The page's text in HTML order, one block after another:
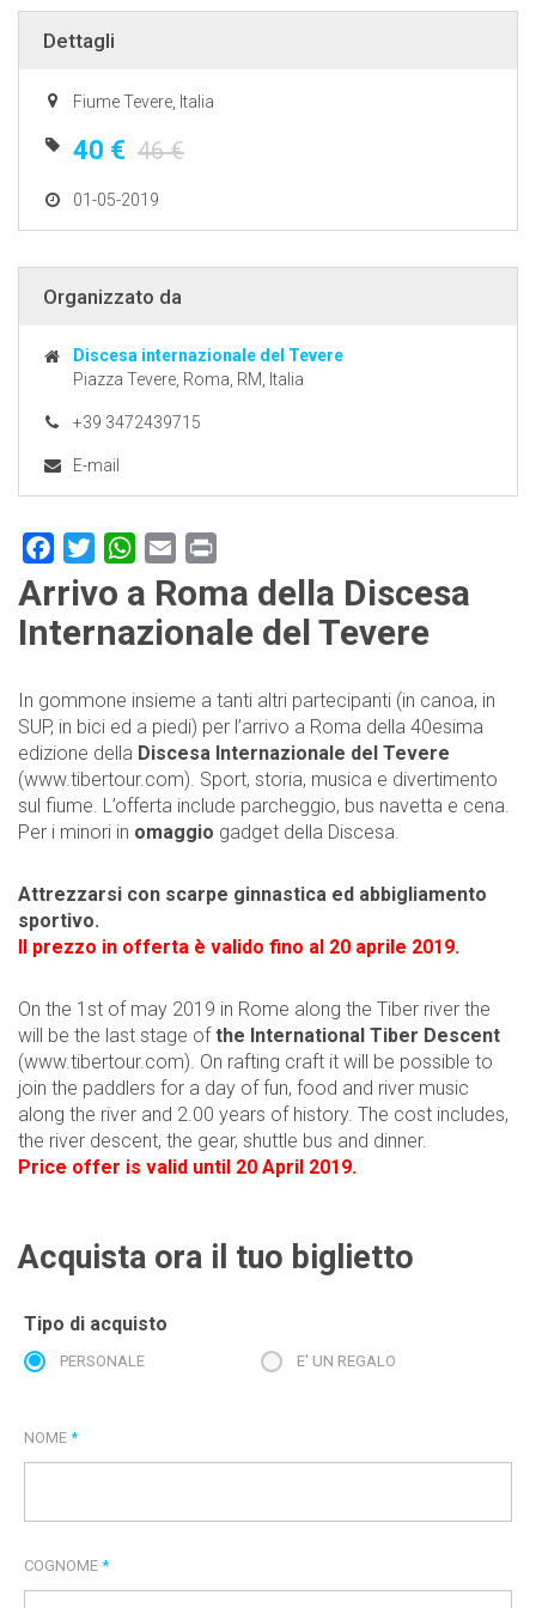
Dettagli
Fiume Tevere, Italia
40 € 46 €
01-05-2019
Organizzato da
Discesa internazionale del Tevere
Piazza Tevere, Roma, RM, Italia
+39 3472439715
E-mail
FacebookTwitterWhatsApp
Email
Arrivo a Roma della Discesa
Internazionale del Tevere
In gommone insieme a tanti altri partecipanti (in canoa, in
SUP, in bici ed a piedi) per l’arrivo a Roma della 40esima
edizione della Discesa Internazionale del Tevere
(www.tibertour.com). Sport, storia, musica e divertimento
sul fiume. L’offerta include parcheggio, bus navetta e cena.
Per i minori in omaggio gadget della Discesa.
Attrezzarsi con scarpe ginnastica ed abbigliamento
sportivo.
Il prezzo in offerta è valido fino al 20 aprile 2019.
On the 1st of may 2019 in Rome along the Tiber river the
will be the last stage of the International Tiber Descent
(www.tibertour.com). On rafting craft it will be possible to
join the paddlers for a day of fun, food and river music
along the river and 2.00 years of history. The cost includes,
the river descent, the gear, shuttle bus and dinner.
Price offer is valid until 20 April 2019.
Acquista ora il tuo biglietto
Tipo di acquisto
PERSONALE E' UN REGALO
NOME *
COGNOME *